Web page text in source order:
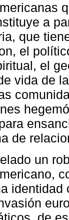
a
que
el
el
vida de
de
un